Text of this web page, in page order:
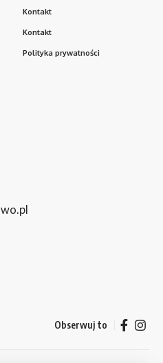
Kontakt
Kontakt
Polityka prywatności
Obserwuj to